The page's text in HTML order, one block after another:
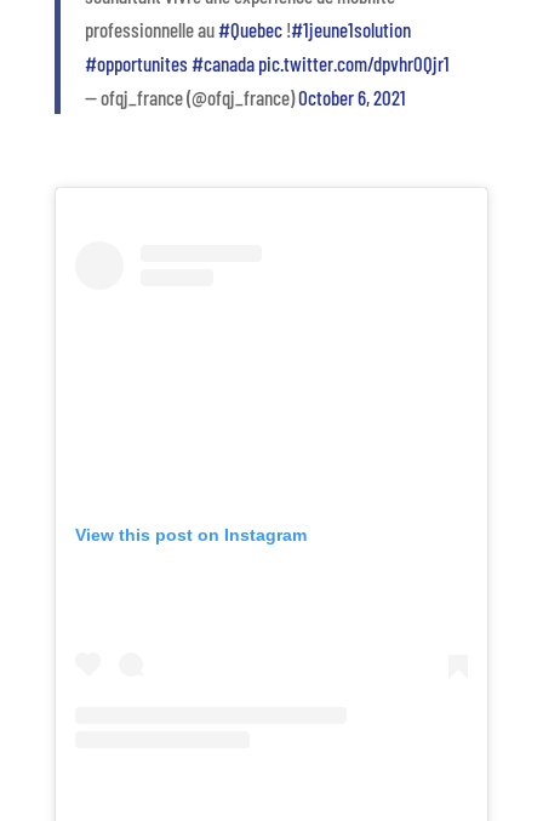
professionnelle au#Quebec!#1jeune1solution
#opportunites#canada pic.twitter.com/dpvhr0Qjr1
— ofqj_france (@ofqj_france)October 6, 2021
View this post on Instagram